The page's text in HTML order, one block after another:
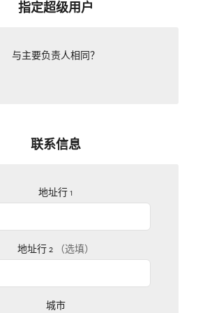
指定超级用户
与主要负责人相同？
联系信息
地址行 1
地址行 2 （选填）
城市